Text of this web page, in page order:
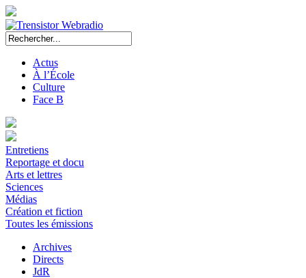
Actus
À l’École
Culture
Face B
Entretiens
Reportage et docu
Arts et lettres
Sciences
Médias
Création et fiction
Toutes les émissions
Archives
Directs
JdR